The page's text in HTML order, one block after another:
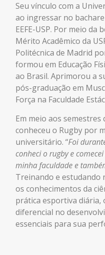
Seu vínculo com a
ao ingressar no
EEFE-USP. Por meio da
Mérito Acadêmico da
Politécnica de Madrid
formou em Educação
ao Brasil. Aprimorou a
pós-graduação em
Força na Faculdade
Em meio aos semestres
conheceu o Rugby por
universitário. “Foi
conheci o rugby e
minha faculdade e
Treinando e estudando
os conhecimentos da
prática esportiva diária,
diferencial no
essenciais para sua